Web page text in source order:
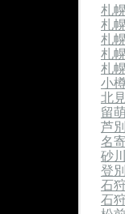
札
札
札
札
札
小
北
留
芦
名
砂
登
石
石